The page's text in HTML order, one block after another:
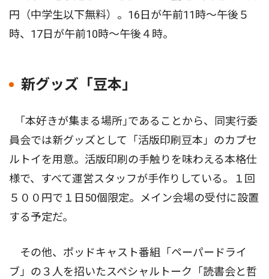
円（中学生以下無料）。16日が午前11時〜午後５
時、17日が午前10時〜午後４時。
新グッズ「豆本」
｢本好きが集まる場所｣であることから、同実行委
員会では新グッズとして「活版印刷豆本」のカプセ
ルトイを用意。活版印刷の手触りを味わえる本格仕
様で、すべて運営スタッフが手作りしている。１回
５００円で１日50個限定。メイン会場の受付に設置
する予定だ。
その他、ポッドキャスト番組「ペーパードライ
ブ」の３人を招いたスペシャルトーク「読書会と哲